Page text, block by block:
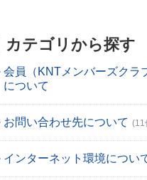
カテゴリから探す
会員（KNTメンバーズクラ
について
お問い合わせ先について (11
インターネット環境につい